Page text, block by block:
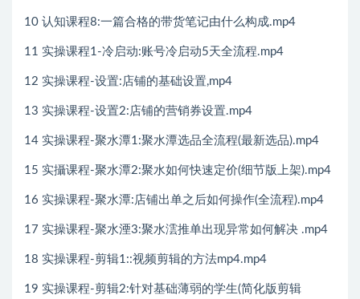
10 认知课程8:一篇合格的带货笔记由什么构成.mp4
11 实操课程1-冷启动:账号冷启动5天全流程.mp4
12 实操课程-设置:店铺的基础设置,mp4
13 实操课程-设置2:店铺的营销券设置.mp4
14 实操课程-聚水潭1:聚水潭选品全流程(最新选品).mp4
15 实攝课程-聚水潭2:聚水如何快速定价(细节版上架).mp4
16 实操课程-聚水潭:店铺出单之后如何操作(全流程).mp4
17 实操课程-聚水湮3:聚水澐推单出现异常如何解决 .mp4
18 实操课程-剪辑1::视频剪辑的方法mp4.mp4
19 实操课程-剪辑2:针对基础薄弱的学生(简化版剪辑